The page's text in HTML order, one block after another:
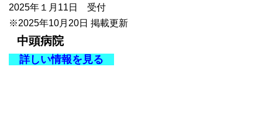
2025年１月11日 受付
※2025年10月20日 掲載更新
中頭病院
詳しい情報を見る